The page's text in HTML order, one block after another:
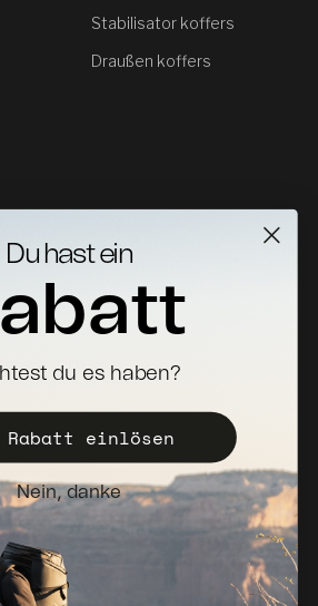
Stabilisator koffers
Draußen koffers
Du hast ein
du es haben?
einlösen
Nein, danke